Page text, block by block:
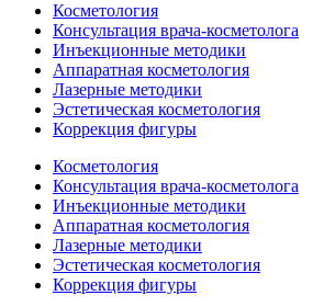
Косметология
Консультация врача-косметолога
Инъекционные методики
Аппаратная косметология
Лазерные методики
Эстетическая косметология
Коррекция фигуры
Косметология
Консультация врача-косметолога
Инъекционные методики
Аппаратная косметология
Лазерные методики
Эстетическая косметология
Коррекция фигуры